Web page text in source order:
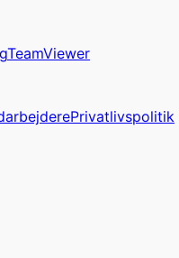
TeamViewer
Privatlivspolitik